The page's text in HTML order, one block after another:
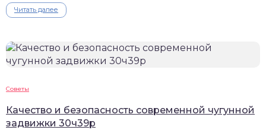
Читать далее
Советы
Качество и безопасность современной чугунной
задвижки 30ч39р